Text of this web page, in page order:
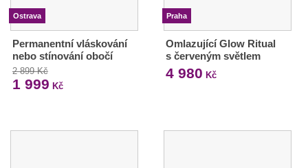
Ostrava
Permanentní vláskování
nebo stínování obočí
2 899 Kč
1 999 Kč
Praha
Omlazující Glow Ritual
s červeným světlem
4 980 Kč